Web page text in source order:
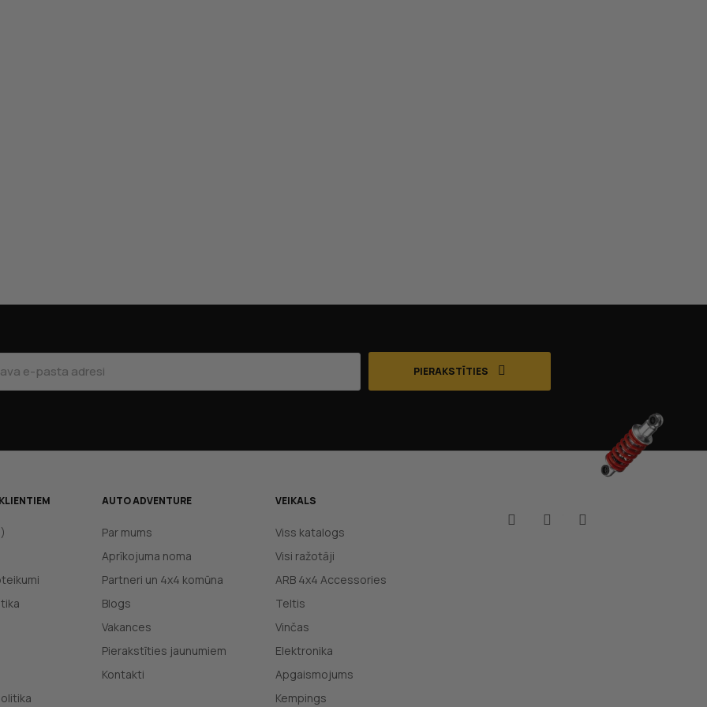
PIERAKSTĪTIES
AUTO ADVENTURE
Par mums
Aprīkojuma noma
Partneri un 4x4 komūna
Blogs
Vakances
Pierakstīties jaunumiem
Kontakti
VEIKALS
Viss katalogs
Visi ražotāji
ARB 4x4 Accessories
Teltis
Vinčas
Elektronika
Apgaismojums
Kempings
FacebookYouTube